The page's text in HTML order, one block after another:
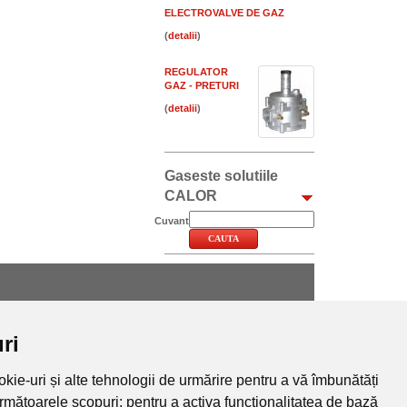
uri și alte tehnologii de urmărire pentru a vă îmbunătăți
scopuri: pentru a activa funcționalitatea de bază
ELECTROVALVE DE GAZ
( )
REGULATOR
GAZ - PRETURI
( )
Gaseste solutiile
CALOR
Cuvant
Vezi toate intrebarile si raspunsurile